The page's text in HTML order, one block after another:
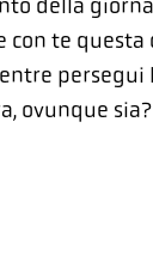
della
con te questa
persegui
ovunque sia?